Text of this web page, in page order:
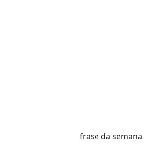
frase da semana